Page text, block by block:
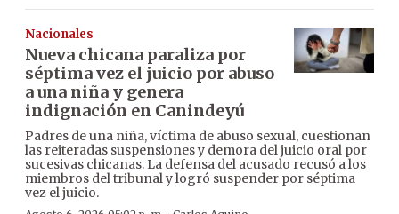
Nacionales
Nueva chicana paraliza por
séptima vez el juicio por abuso
a una niña y genera
indignación en Canindeyú
Padres de una niña, víctima de abuso sexual, cuestionan
las reiteradas suspensiones y demora del juicio oral por
sucesivas chicanas. La defensa del acusado recusó a los
miembros del tribunal y logró suspender por séptima
vez el juicio.